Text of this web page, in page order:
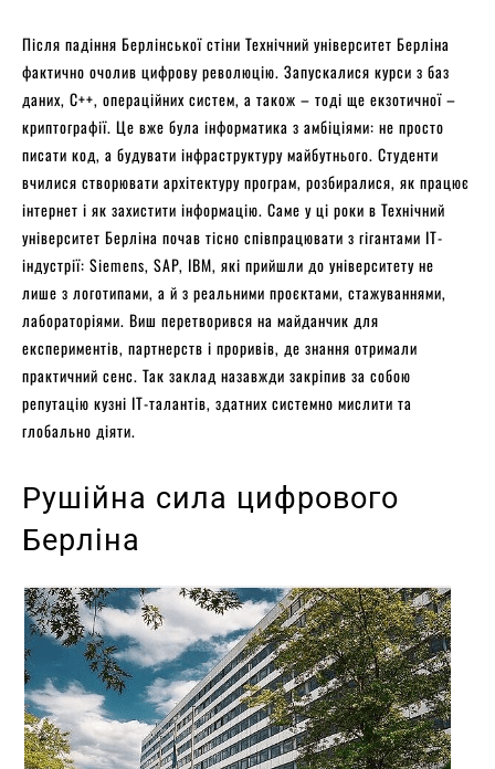
Після падіння Берлінської стіни Технічний університет Берліна
фактично очолив цифрову революцію. Запускалися курси з баз
даних, C++, операційних систем, а також – тоді ще екзотичної –
криптографії. Це вже була інформатика з амбіціями: не просто
писати код, а будувати інфраструктуру майбутнього. Студенти
вчилися створювати архітектуру програм, розбиралися, як працює
інтернет і як захистити інформацію. Саме у ці роки в Технічний
університет Берліна почав тісно співпрацювати з гігантами ІТ-
індустрії: Siemens, SAP, IBM, які прийшли до університету не
лише з логотипами, а й з реальними проєктами, стажуваннями,
лабораторіями. Виш перетворився на майданчик для
експериментів, партнерств і проривів, де знання отримали
практичний сенс. Так заклад назавжди закріпив за собою
репутацію кузні ІТ-талантів, здатних системно мислити та
глобально діяти.
Рушійна сила цифрового
Берліна